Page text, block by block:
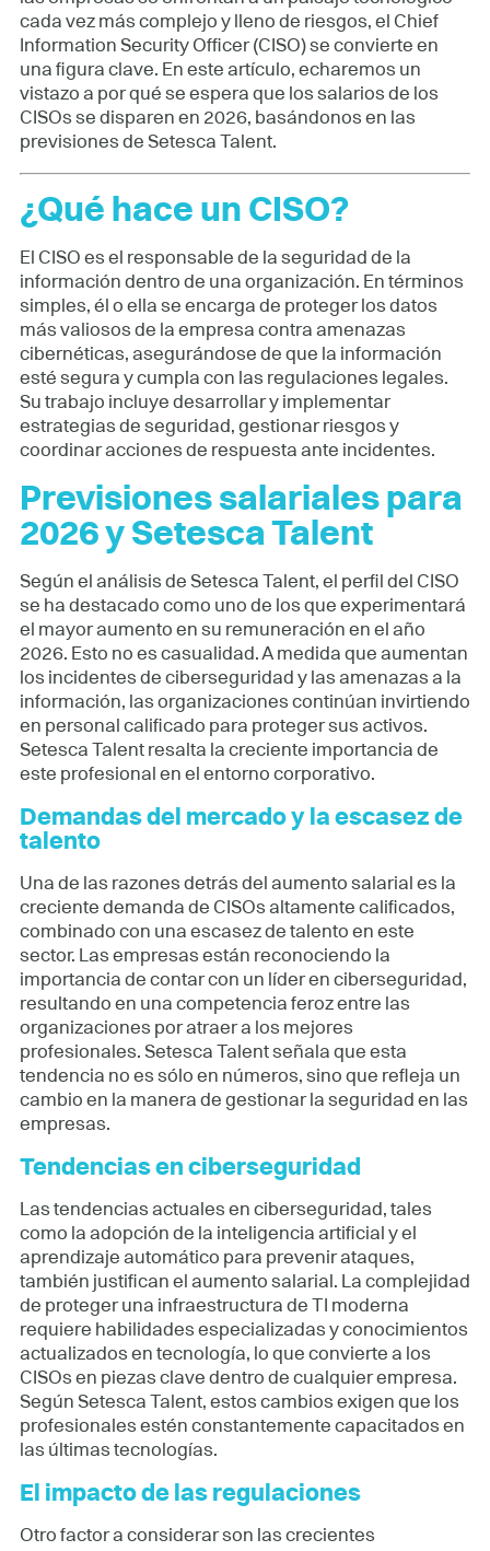
cada vez más complejo y lleno de riesgos, el Chief
Information Security Officer (CISO) se convierte en
una figura clave. En este artículo, echaremos un
vistazo a por qué se espera que los salarios de los
CISOs se disparen en 2026, basándonos en las
previsiones de Setesca Talent.
¿Qué hace un CISO?
El CISO es el responsable de la seguridad de la
información dentro de una organización. En términos
simples, él o ella se encarga de proteger los datos
más valiosos de la empresa contra amenazas
cibernéticas, asegurándose de que la información
esté segura y cumpla con las regulaciones legales.
Su trabajo incluye desarrollar y implementar
estrategias de seguridad, gestionar riesgos y
coordinar acciones de respuesta ante incidentes.
Previsiones salariales para
2026 y Setesca Talent
Según el análisis de Setesca Talent, el perfil del CISO
se ha destacado como uno de los que experimentará
el mayor aumento en su remuneración en el año
2026. Esto no es casualidad. A medida que aumentan
los incidentes de ciberseguridad y las amenazas a la
información, las organizaciones continúan invirtiendo
en personal calificado para proteger sus activos.
Setesca Talent resalta la creciente importancia de
este profesional en el entorno corporativo.
Demandas del mercado y la escasez de
talento
Una de las razones detrás del aumento salarial es la
creciente demanda de CISOs altamente calificados,
combinado con una escasez de talento en este
sector. Las empresas están reconociendo la
importancia de contar con un líder en ciberseguridad,
resultando en una competencia feroz entre las
organizaciones por atraer a los mejores
profesionales. Setesca Talent señala que esta
tendencia no es sólo en números, sino que refleja un
cambio en la manera de gestionar la seguridad en las
empresas.
Tendencias en ciberseguridad
Las tendencias actuales en ciberseguridad, tales
como la adopción de la inteligencia artificial y el
aprendizaje automático para prevenir ataques,
también justifican el aumento salarial. La complejidad
de proteger una infraestructura de TI moderna
requiere habilidades especializadas y conocimientos
actualizados en tecnología, lo que convierte a los
CISOs en piezas clave dentro de cualquier empresa.
Según Setesca Talent, estos cambios exigen que los
profesionales estén constantemente capacitados en
las últimas tecnologías.
El impacto de las regulaciones
Otro factor a considerar son las crecientes